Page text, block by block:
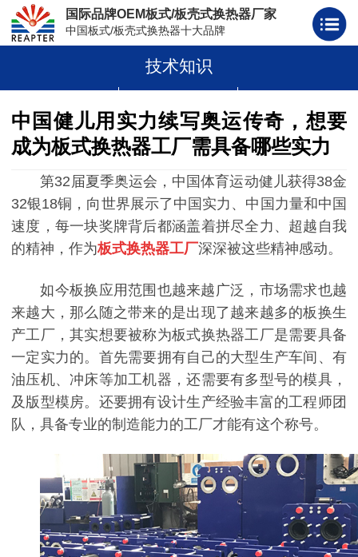
国际品牌OEM板式/板壳式换热器厂家
中国板式/板壳式换热器十大品牌
板壳式换热器
技术知识
中国健儿用实力续写奥运传奇，想要
成为板式换热器工厂需具备哪些实力
第32届夏季奥运会，中国体育运动健儿获得38金
32银18铜，向世界展示了中国实力、中国力量和中国
速度，每一块奖牌背后都涵盖着拼尽全力、超越自我
的精神，作为板式换热器工厂深深被这些精神感动。
如今板换应用范围也越来越广泛，市场需求也越
来越大，那么随之带来的是出现了越来越多的板换生
产工厂，其实想要被称为板式换热器工厂是需要具备
一定实力的。首先需要拥有自己的大型生产车间、有
油压机、冲床等加工机器，还需要有多型号的模具，
及版型模房。还要拥有设计生产经验丰富的工程师团
队，具备专业的制造能力的工厂才能有这个称号。